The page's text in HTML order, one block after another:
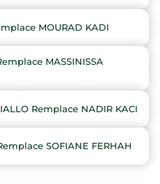
MOURAD KADI
MASSINISSA
Remplace NADIR KACI
SOFIANE FERHAH